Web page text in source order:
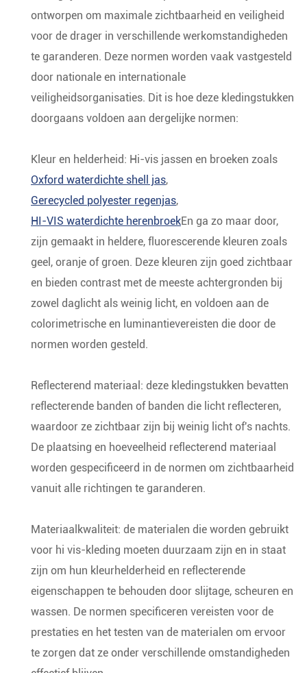
ontworpen om maximale zichtbaarheid en veiligheid
voor de drager in verschillende werkomstandigheden
te garanderen. Deze normen worden vaak vastgesteld
door nationale en internationale
veiligheidsorganisaties. Dit is hoe deze kledingstukken
doorgaans voldoen aan dergelijke normen:
Kleur en helderheid: Hi-vis jassen en broeken zoals
Oxford waterdichte shell jas,
Gerecycled polyester regenjas,
HI-VIS waterdichte herenbroekEn ga zo maar door,
zijn gemaakt in heldere, fluorescerende kleuren zoals
geel, oranje of groen. Deze kleuren zijn goed zichtbaar
en bieden contrast met de meeste achtergronden bij
zowel daglicht als weinig licht, en voldoen aan de
colorimetrische en luminantievereisten die door de
normen worden gesteld.
Reflecterend materiaal: deze kledingstukken bevatten
reflecterende banden of banden die licht reflecteren,
waardoor ze zichtbaar zijn bij weinig licht of's nachts.
De plaatsing en hoeveelheid reflecterend materiaal
worden gespecificeerd in de normen om zichtbaarheid
vanuit alle richtingen te garanderen.
Materiaalkwaliteit: de materialen die worden gebruikt
voor hi vis-kleding moeten duurzaam zijn en in staat
zijn om hun kleurhelderheid en reflecterende
eigenschappen te behouden door slijtage, scheuren en
wassen. De normen specificeren vereisten voor de
prestaties en het testen van de materialen om ervoor
te zorgen dat ze onder verschillende omstandigheden